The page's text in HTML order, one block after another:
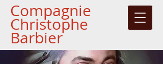
Compagnie
Christophe
Barbier